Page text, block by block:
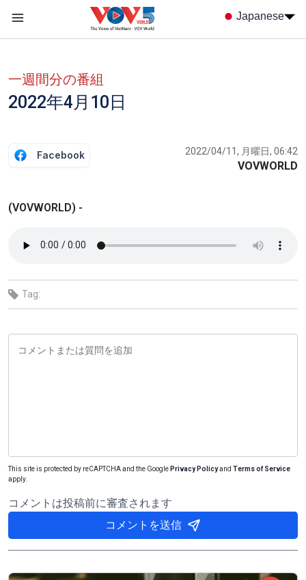
Japanese
一週間分の番組
2022年4月10日
Facebook 2022/04/11, 月曜日, 06:42
VOVWORLD
(VOVWORLD) -
Tag:
This site is protected by reCAPTCHA and the Google Privacy Policyand Terms of Service
apply.
コメントは投稿前に審査されます
コメントを送信